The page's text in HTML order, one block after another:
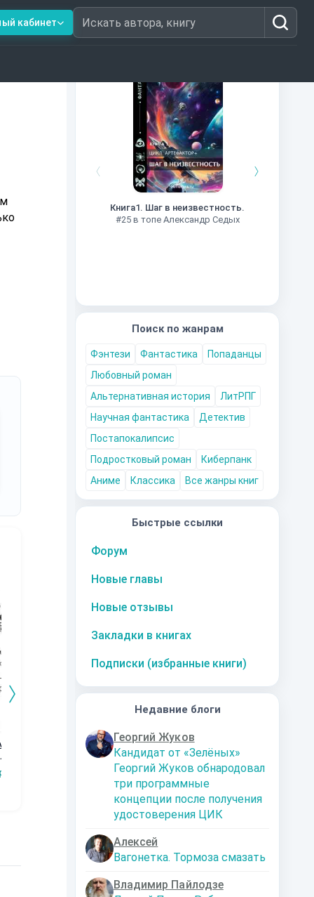
кабинет Искать автора, книгу
Книги из топ-100
Книга1. Шаг в неизвестность.
#25 в топе Александр Седых
Поиск по жанрам
Фэнтези Фантастика
Попаданцы
Любовный роман
Альтернативная история
ЛитРПГ
Научная фантастика
Детектив
Постапокалипсис
Подростковый роман
Киберпанк
Аниме
Классика Все жанры книг
Быстрые ссылки
Форум
Новые главы
Новые отзывы
Закладки в книгах
Подписки (избранные книги)
Недавние блоги
Георгий Жуков
Кандидат от «Зелёных»
Георгий Жуков обнародовал
три программные
концепции после получения
удостоверения ЦИК
Алексей
Вагонетка. Тормоза смазать
Владимир Пайлодзе
Рыцарь Смерти в
Мире Меча и Маги
Жестокая игра
(книга 1)
Рождение
Павел Коршунов
Ника Ракитина